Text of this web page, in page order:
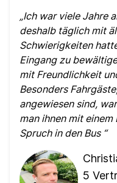
Ich war viele Jahre
deshalb täglich mit
Schwierigkeiten
Eingang zu
mit Freundlichkeit
Besonders
angewiesen sind,
man ihnen mit
Spruch in den Bus
5